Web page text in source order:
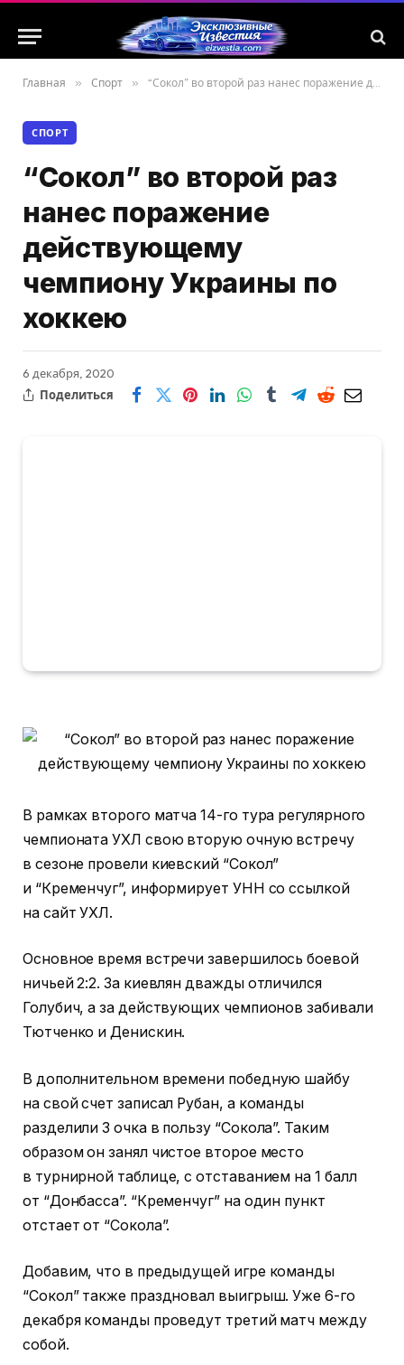
Главная » Спорт » “Сокол” во второй раз нанес поражение действующему чемпиону Украины по хоккею
СПОРТ
“Сокол” во второй раз
нанес поражение
действующему
чемпиону Украины по
хоккею
6 декабря, 2020
Поделиться
В рамках второго матча 14-го тура регулярного
чемпионата УХЛ свою вторую очную встречу
в сезоне провели киевский “Сокол”
и “Кременчуг”, информирует УНН со ссылкой
на сайт УХЛ.
Основное время встречи завершилось боевой
ничьей 2:2. За киевлян дважды отличился
Голубич, а за действующих чемпионов забивали
Тютченко и Денискин.
В дополнительном времени победную шайбу
на свой счет записал Рубан, а команды
разделили 3 очка в пользу “Сокола”. Таким
образом он занял чистое второе место
в турнирной таблице, с отставанием на 1 балл
от “Донбасса”. “Кременчуг” на один пункт
отстает от “Сокола”.
Добавим, что в предыдущей игре команды
“Сокол” также праздновал выигрыш. Уже 6-го
декабря команды проведут третий матч между
собой.